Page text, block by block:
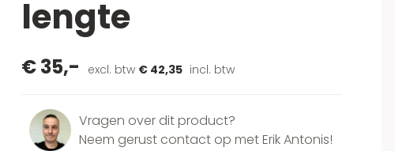
lengte
€ 35,- excl. btw € 42,35 incl. btw
Vragen over dit product?
Neem gerust contact op met Erik Antonis!